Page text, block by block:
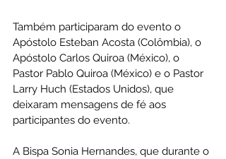
Também participaram do evento o
Apóstolo Esteban Acosta (Colômbia), o
Apóstolo Carlos Quiroa (México), o
Pastor Pablo Quiroa (México) e o Pastor
Larry Huch (Estados Unidos), que
deixaram mensagens de fé aos
participantes do evento.
A Bispa Sonia Hernandes, que durante o